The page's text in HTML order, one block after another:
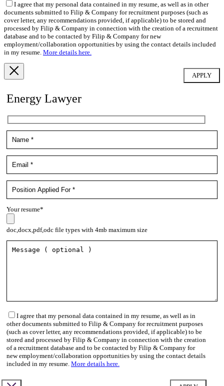
I agree that my personal data contained in my resume, as well as in other
documents submitted to Filip & Company for recruitment purposes (such as
cover letter, any recommendations provided, if applicable) to be stored and
processed by Filip & Company in connection with the creation of a recruitment
database and to be contacted by Filip & Company for new
employment/collaboration opportunities by using the contact details included
in my resume. More details here.
Energy Lawyer
Your resume*
doc,docx,pdf,odc file types with 4mb maximum size
I agree that my personal data contained in my resume, as well as in
other documents submitted to Filip & Company for recruitment purposes
(such as cover letter, any recommendations provided, if applicable) to be
stored and processed by Filip & Company in connection with the creation
of a recruitment database and to be contacted by Filip & Company for
new employment/collaboration opportunities by using the contact details
included in my resume. More details here.